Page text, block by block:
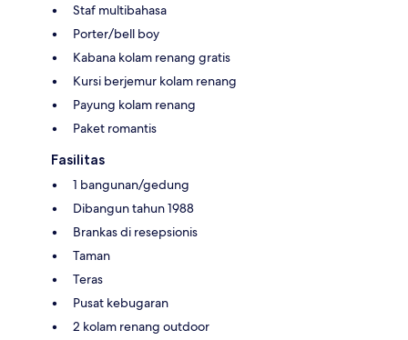
Staf multibahasa
Porter/bell boy
Kabana kolam renang gratis
Kursi berjemur kolam renang
Payung kolam renang
Paket romantis
Fasilitas
1 bangunan/gedung
Dibangun tahun 1988
Brankas di resepsionis
Taman
Teras
Pusat kebugaran
2 kolam renang outdoor